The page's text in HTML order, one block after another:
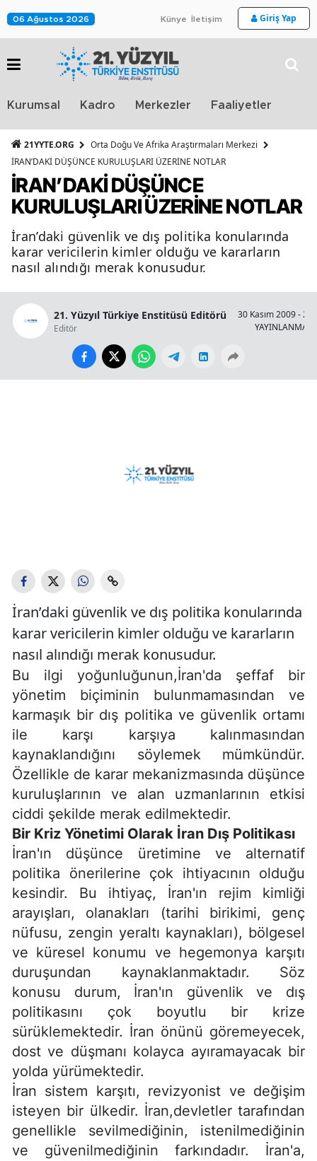
06 Ağustos 2026 Künye İletişim Giriş Yap
Kurumsal Kadro Merkezler Faaliyetler
21YYTE.ORG
Orta Doğu Ve Afrika Araştırmaları Merkezi
İRAN’DAKİ DÜŞÜNCE KURULUŞLARI ÜZERİNE NOTLAR
İRAN’DAKİ DÜŞÜNCE
KURULUŞLARI ÜZERİNE NOTLAR
İran’daki güvenlik ve dış politika konularında
karar vericilerin kimler olduğu ve kararların
nasıl alındığı merak konusudur.
21. Yüzyıl Türkiye Enstitüsü Editörü
Editör
30 Kasım 2009 -
YAYINLANMA
İran’daki güvenlik ve dış politika konularında
karar vericilerin kimler olduğu ve kararların
nasıl alındığı merak konusudur.
Bu ilgi yoğunluğunun,İran'da şeffaf bir
yönetim biçiminin bulunmamasından ve
karmaşık bir dış politika ve güvenlik ortamı
ile karşı karşıya kalınmasından
kaynaklandığını söylemek mümkündür.
Özellikle de karar mekanizmasında düşünce
kuruluşlarının ve alan uzmanlarının etkisi
ciddi şekilde merak edilmektedir.
Bir Kriz Yönetimi Olarak İran Dış Politikası
İran'ın düşünce üretimine ve alternatif
politika önerilerine çok ihtiyacının olduğu
kesindir. Bu ihtiyaç, İran'ın rejim kimliği
arayışları, olanakları (tarihi birikimi, genç
nüfusu, zengin yeraltı kaynakları), bölgesel
ve küresel konumu ve hegemonya karşıtı
duruşundan kaynaklanmaktadır. Söz
konusu durum, İran'ın güvenlik ve dış
politikasını çok boyutlu bir krize
sürüklemektedir. İran önünü göremeyecek,
dost ve düşmanı kolayca ayıramayacak bir
yolda yürümektedir.
İran sistem karşıtı, revizyonist ve değişim
isteyen bir ülkedir. İran,devletler tarafından
genellikle sevilmediğinin, istenilmediğinin
ve güvenilmediğinin farkındadır. İran'a,